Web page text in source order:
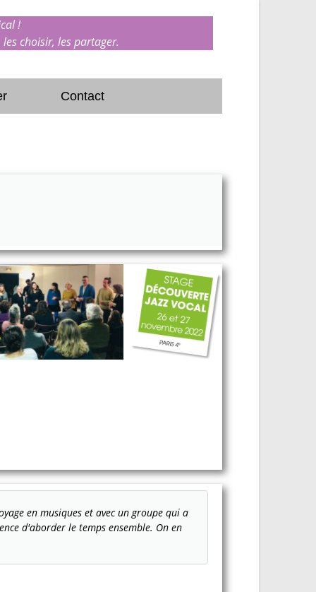
!
choisir, les partager.
Contact
en musiques et avec un groupe qui a
d'aborder le temps ensemble. On en